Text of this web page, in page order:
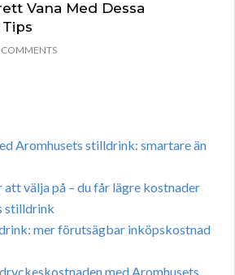
Vana Med Dessa
Aromhusets stilldrink: smartare än
att välja på – du får lägre kostnader
stilldrink
mer förutsägbar inköpskostnad
med Aromhusets